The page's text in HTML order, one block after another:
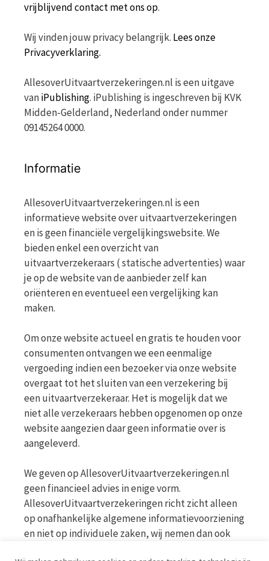
vrijblijvend contact met ons op.
Wij vinden jouw privacy belangrijk. Lees onze
Privacyverklaring.
AllesoverUitvaartverzekeringen.nl is een uitgave
vaniPublishing. iPublishing is ingeschreven bij KVK
Midden-Gelderland, Nederland onder nummer
09145264 0000.
Informatie
AllesoverUitvaartverzekeringen.nl is een
informatieve website over uitvaartverzekeringen
en is geen financiële vergelijkingswebsite. We
bieden enkel een overzicht van
uitvaartverzekeraars ( statische advertenties) waar
je op de website van de aanbieder zelf kan
oriënteren en eventueel een vergelijking kan
maken.
Om onze website actueel en gratis te houden voor
consumenten ontvangen we een eenmalige
vergoeding indien een bezoeker via onze website
overgaat tot het sluiten van een verzekering bij
een uitvaartverzekeraar. Het is mogelijk dat we
niet alle verzekeraars hebben opgenomen op onze
website aangezien daar geen informatie over is
aangeleverd.
We geven op AllesoverUitvaartverzekeringen.nl
geen financieel advies in enige vorm.
AllesoverUitvaartverzekeringen richt zicht alleen
op onafhankelijke algemene informatievoorziening
en niet op individuele zaken, wij nemen dan ook